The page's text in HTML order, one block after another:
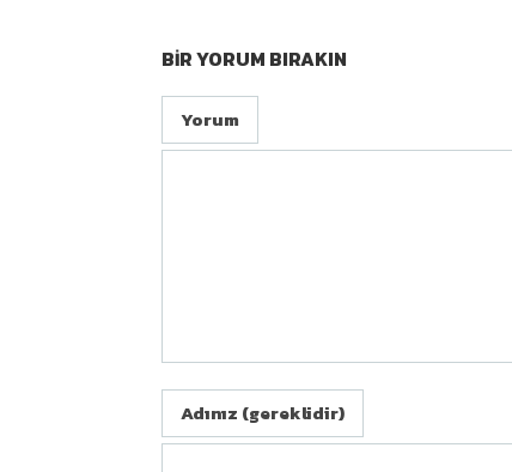
BIR YORUM BIRAKIN
Yorum
Adınız (gereklidir)